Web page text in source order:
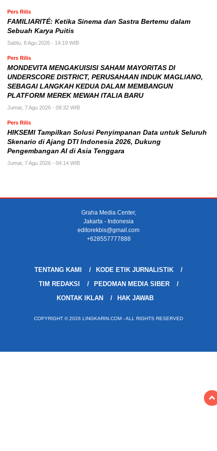
Pers Rilis
FAMILIARITÉ: Ketika Sinema dan Sastra Bertemu dalam
Sebuah Karya Puitis
Sabtu, 8 Agu 2026 - 14:19 WIB
Pers Rilis
MONDEVITA MENGAKUISISI SAHAM MAYORITAS DI
UNDERSCORE DISTRICT, PERUSAHAAN INDUK MAGLIANO,
SEBAGAI LANGKAH KEDUA DALAM MEMBANGUN
PLATFORM MEREK MEWAH ITALIA BARU
Jumat, 7 Agu 2026 - 09:32 WIB
Pers Rilis
HIKSEMI Tampilkan Solusi Penyimpanan Data untuk Seluruh
Skenario di Ajang DTI Indonesia 2026, Dukung
Pengembangan AI di Asia Tenggara
Jumat, 7 Agu 2026 - 04:14 WIB
Graha Media Center,
Jakarta - Indonesia
editorekbis@gmail.com
+628557777888
TENTANG KAMI
KODE ETIK JURNALISTIK
TIM REDAKSI
PEDOMAN MEDIA SIBER
KONTAK IKLAN
HAK JAWAB
COPYRIGHT © 2026 LINGKARIN.COM - ALL RIGHTS RESERVED